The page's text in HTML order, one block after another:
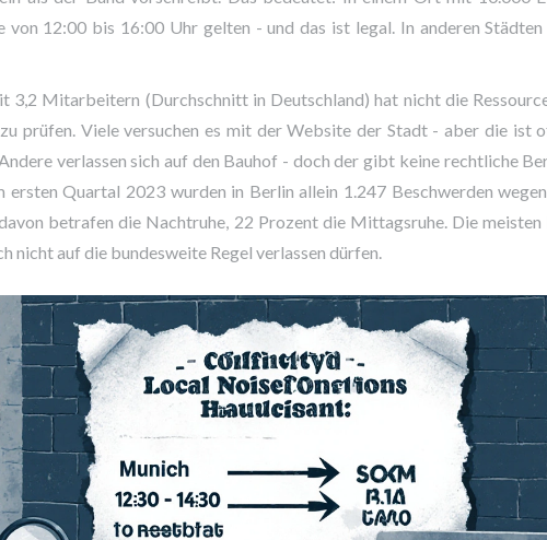
12:00 bis 16:00 Uhr gelten - und das ist legal. In anderen
3,2 Mitarbeitern (Durchschnitt in Deutschland) hat nicht die
prüfen. Viele versuchen es mit der Website der Stadt - aber die ist
verlassen sich auf den Bauhof - doch der gibt keine rechtliche
ersten Quartal 2023 wurden in Berlin allein 1.247 Beschwerden
betrafen die Nachtruhe, 22 Prozent die Mittagsruhe. Die meisten
nicht auf die bundesweite Regel verlassen dürfen.